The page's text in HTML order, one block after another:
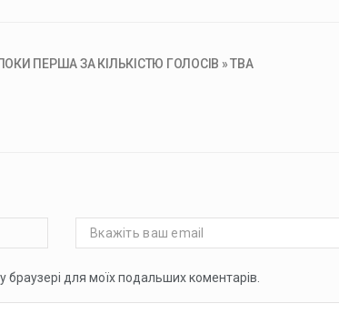
ПЕРША ЗА КІЛЬКІСТЮ ГОЛОСІВ » ТВА
для моїх подальших коментарів.